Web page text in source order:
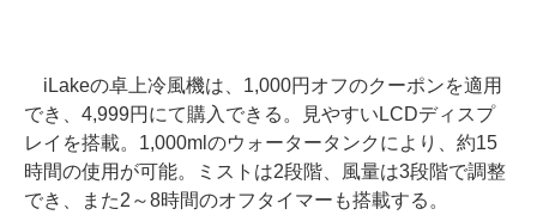
iLakeの卓上冷風機は、1,000円オフのクーポンを適用
でき、4,999円にて購入できる。見やすいLCDディスプ
レイを搭載。1,000mlのウォータータンクにより、約15
時間の使用が可能。ミストは2段階、風量は3段階で調整
でき、また2～8時間のオフタイマーも搭載する。